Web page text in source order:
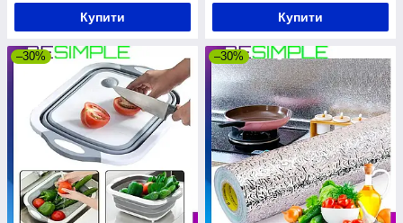
Купити Купити
–30% –30%